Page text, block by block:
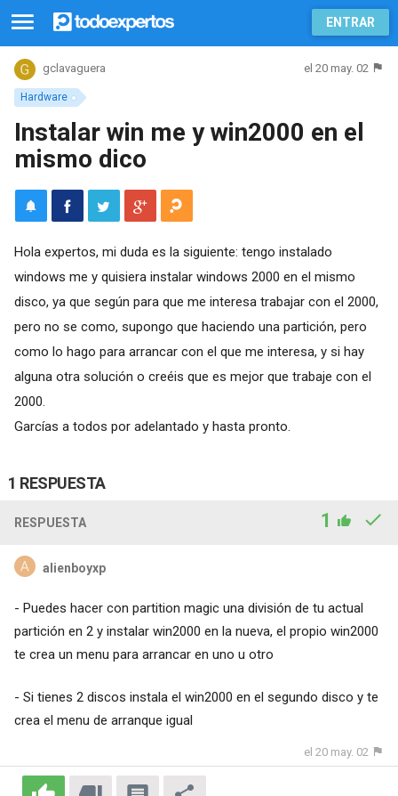
ENTRAR
Hardware
gclavaguera el 20 may. 02
Instalar win me y win2000 en el
mismo dico
Hola expertos, mi duda es la siguiente: tengo instalado
windows me y quisiera instalar windows 2000 en el mismo
disco, ya que según para que me interesa trabajar con el 2000,
pero no se como, supongo que haciendo una partición, pero
como lo hago para arrancar con el que me interesa, y si hay
alguna otra solución o creéis que es mejor que trabaje con el
2000.
Garcías a todos por adelantado y hasta pronto.
1 RESPUESTA
RESPUESTA 1
alienboyxp
- Puedes hacer con partition magic una división de tu actual
partición en 2 y instalar win2000 en la nueva, el propio win2000
te crea un menu para arrancar en uno u otro
- Si tienes 2 discos instala el win2000 en el segundo disco y te
crea el menu de arranque igual
el 20 may. 02